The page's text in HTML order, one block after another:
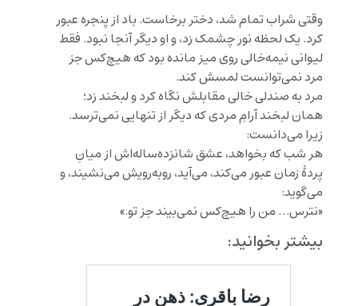
وقتی شراب تمام شد، دختر برخاست. باد از پنجره عبور
کرد. یک لحظه نور چشمک زد، و او دیگر آنجا نبود. فقط
لیوانی نیمه‌خالی روی میز مانده بود که هیچ‌کس جز
مرد نمی‌توانست لمسش کند.
مرد به صندلی خالی مقابلش نگاه کرد و لبخند زد؛
همان لبخند آرامِ مردی که دیگر از تنهایی نمی‌ترسد.
زیرا می‌دانست:
هر شب که بخواهد، عشق شانزده‌ساله‌اش از میانِ
پردهٔ زمان عبور می‌کند، می‌آید، روبه‌رویش می‌نشیند، و
می‌گوید:
«نترس… من را هیچ‌کس نمی‌بیند جز تو.»
بیشتر بخوانید: